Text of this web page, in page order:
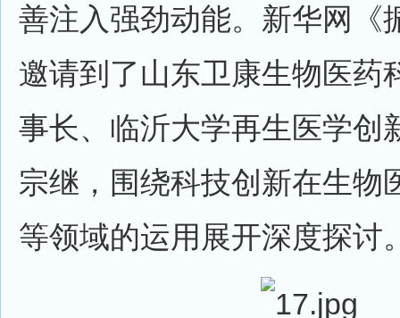
善注入强劲动能。新华网《
邀请到了山东卫康生物医药
事长、临沂大学再生医学创
宗继，围绕科技创新在生物
等领域的运用展开深度探讨